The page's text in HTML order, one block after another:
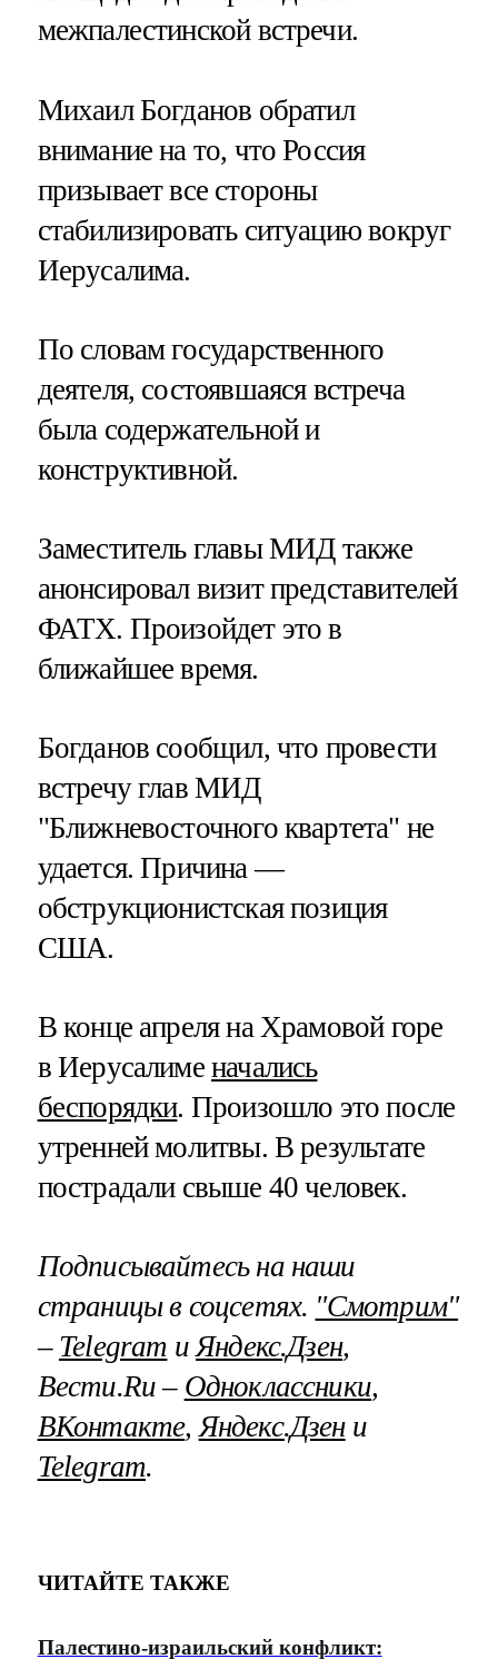
межпалестинской встречи.
Михаил Богданов обратил
внимание на то, что Россия
призывает все стороны
стабилизировать ситуацию вокруг
Иерусалима.
По словам государственного
деятеля, состоявшаяся встреча
была содержательной и
конструктивной.
Заместитель главы МИД также
анонсировал визит представителей
ФАТХ. Произойдет это в
ближайшее время.
Богданов сообщил, что провести
встречу глав МИД
"Ближневосточного квартета" не
удается. Причина —
обструкционистская позиция
США.
В конце апреля на Храмовой горе
в Иерусалиме начались
беспорядки. Произошло это после
утренней молитвы. В результате
пострадали свыше 40 человек.
Подписывайтесь на наши
страницы в соцсетях. "Смотрим"
– Telegram иЯндекс.Дзен,
Вести.Ru – Одноклассники,
ВКонтакте,Яндекс.Дзени
Telegram.
ЧИТАЙТЕ ТАКЖЕ
Палестино-израильский конфликт: